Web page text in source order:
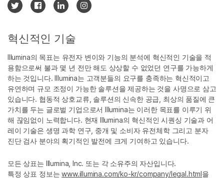
혁신적인 기술
Illumina의 목표는 유전자 변이와 기능의 분석에 혁신적인 기술을 적
용함으로써 불과 몇 년 전만 해도 상상할 수 없었던 연구를 가능하게
하는 것입니다. Illumina는 고객분들의 요구를 충족하는 혁신적이고
유연하며 규모 조정이 가능한 솔루션을 제공하는 것을 사명으로 삼고
있습니다. 협동적 상호교류, 솔루션의 신속한 공급, 최상의 품질에 큰
가치를 두는 글로벌 기업으로서 Illumina는 이러한 목표를 이루기 위
해 끊임없이 노력합니다. 현재 Illumina의 혁신적인 시퀀싱 기술과 어
레이 기술은 생명 과학 연구, 중개 및 소비자 유전체학 그리고 분자
진단 검사 분야의 획기적인 발전에 크게 기여하고 있습니다.
모든 상표는 Illumina, Inc. 또는 각 소유주의 자산입니다.
특정 상표 정보는www.illumina.com/ko-kr/company/legal.html을